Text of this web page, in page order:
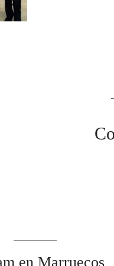
en Marruecos